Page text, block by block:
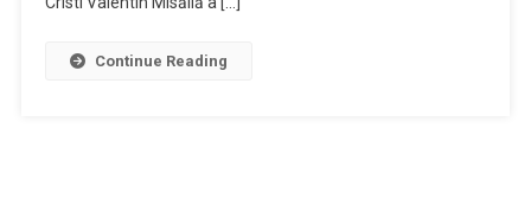
Continue Reading